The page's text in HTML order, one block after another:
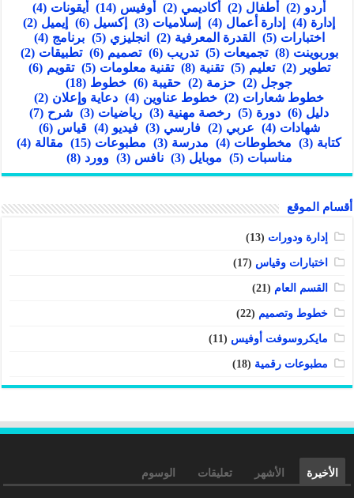
أردو (2) أطفال (2) أكاديمي (2) أوفيس (14) أيقونات (4)
إدارة (4) إدارة أعمال (4) إسلاميات (3) إكسيل (6) إيميل (2)
اختبارات (5) القدرة المعرفية (2) انجليزي (5) برنامج (4)
بوربوينت (8) تجميعات (5) تدريب (6) تصميم (6) تطبيقات (2)
تطوير
(2) تعليم (5) تقنية (8) تقنية معلومات (5) تقويم (6)
جوجل (2) حزمة (2) حقيبة (6) خطوط (18)
خطوط شعارات (2) خطوط عناوين (4) دعاية وإعلان (2)
دليل (6) دورة (5) رخصة مهنية (3) رياضيات (3) شرح (7)
شهادات (4) عربي (2) فارسي (3) فيديو (4) قياس (6)
كتابة (3) مخطوطات (4) مدرسة (3) مطبوعات (15) مقالة (4)
مناسبات (5) موبايل (3) نافس (3) وورد (8)
أقسام الموقع
إدارة ودورات (13)
اختبارات وقياس (17)
القسم العام (21)
خطوط وتصميم (22)
مايكروسوفت أوفيس (11)
مطبوعات رقمية (18)
الأخيرة الأشهر تعليقات الوسوم